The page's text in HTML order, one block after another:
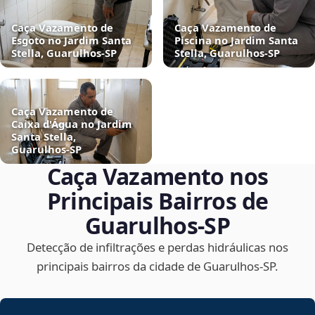
Caça Vazamento de
Esgoto no Jardim Santa
Stella, Guarulhos‑SP
Caça Vazamento de
Piscina no Jardim Santa
Stella, Guarulhos‑SP
Caça Vazamento de
Caixa d'Água no Jardim
Santa Stella,
Guarulhos‑SP
Caça Vazamento nos
Principais Bairros de
Guarulhos‑SP
Detecção de infiltrações e perdas hidráulicas nos
principais bairros da cidade de Guarulhos‑SP.